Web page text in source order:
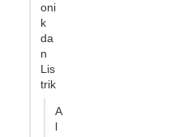
oni
k
da
n
Lis
trik
A
l